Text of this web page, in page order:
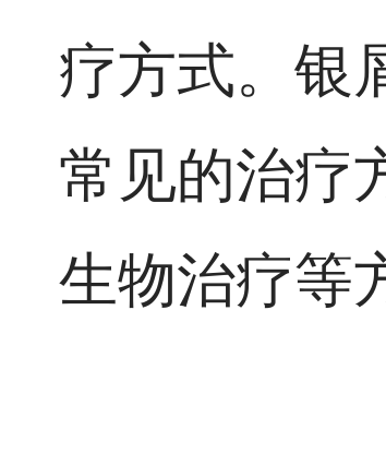
疗方式。银
常见的治疗
生物治疗等